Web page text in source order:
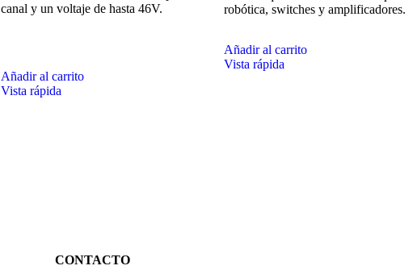
canal y un voltaje de hasta 46V.
Añadir al carrito
Vista rápida
robótica, switches y amplificadores.
Añadir al carrito
Vista rápida
CONTACTO